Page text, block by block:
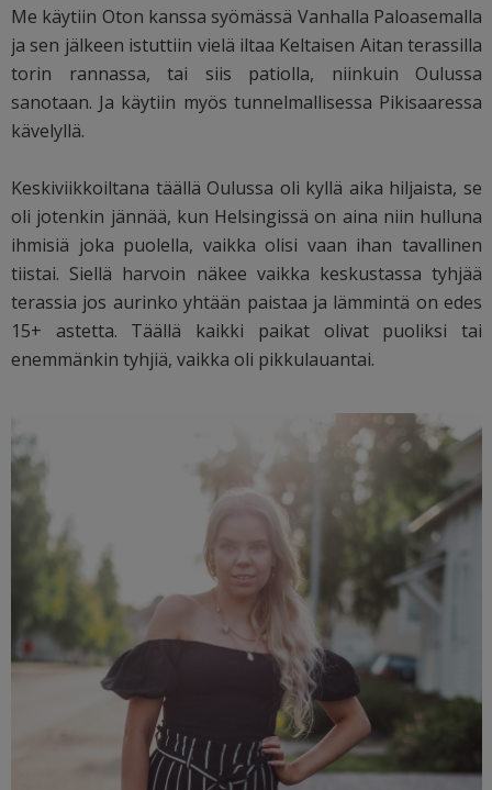
Me käytiin Oton kanssa syömässä Vanhalla Paloasemalla
ja sen jälkeen istuttiin vielä iltaa Keltaisen Aitan terassilla
torin rannassa, tai siis patiolla, niinkuin Oulussa
sanotaan. Ja käytiin myös tunnelmallisessa Pikisaaressa
kävelyllä.
Keskiviikkoiltana täällä Oulussa oli kyllä aika hiljaista, se
oli jotenkin jännää, kun Helsingissä on aina niin hulluna
ihmisiä joka puolella, vaikka olisi vaan ihan tavallinen
tiistai. Siellä harvoin näkee vaikka keskustassa tyhjää
terassia jos aurinko yhtään paistaa ja lämmintä on edes
15+ astetta. Täällä kaikki paikat olivat puoliksi tai
enemmänkin tyhjiä, vaikka oli pikkulauantai.